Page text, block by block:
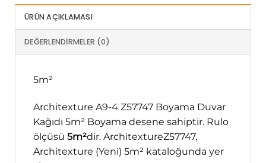
ÜRÜN AÇIKLAMASI
DEĞERLENDIRMELER (0)
5m²
Architexture A9-4 Z57747 Boyama Duvar
Kağıdı 5m² Boyama desene sahiptir. Rulo
ölçüsü 5m²dir. ArchitextureZ57747,
Architexture (Yeni) 5m² kataloğunda yer